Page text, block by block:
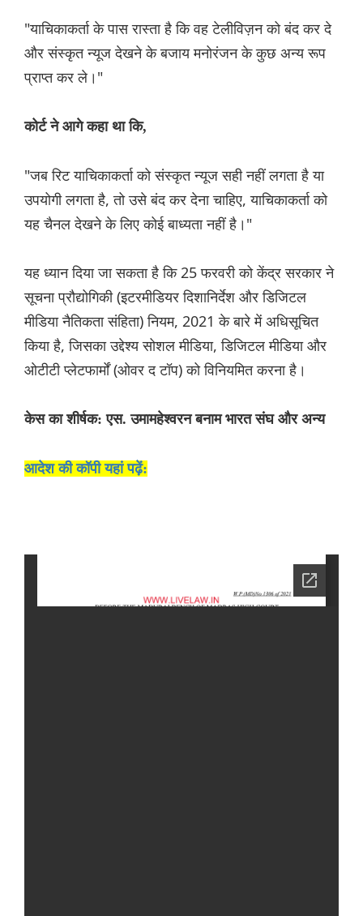
"याचिकाकर्ता के पास रास्ता है कि वह टेलीविज़न को बंद कर दे
और संस्कृत न्यूज देखने के बजाय मनोरंजन के कुछ अन्य रूप
प्राप्त कर ले।"
कोर्ट ने आगे कहा था कि,
"जब रिट याचिकाकर्ता को संस्कृत न्यूज सही नहीं लगता है या
उपयोगी लगता है, तो उसे बंद कर देना चाहिए, याचिकाकर्ता को
यह चैनल देखने के लिए कोई बाध्यता नहीं है।"
यह ध्यान दिया जा सकता है कि 25 फरवरी को केंद्र सरकार ने
सूचना प्रौद्योगिकी (इटरमीडियर दिशानिर्देश और डिजिटल
मीडिया नैतिकता संहिता) नियम, 2021 के बारे में अधिसूचित
किया है, जिसका उद्देश्य सोशल मीडिया, डिजिटल मीडिया और
ओटीटी प्लेटफार्मों (ओवर द टॉप) को विनियमित करना है।
केस का शीर्षक: एस. उमामहेश्वरन बनाम भारत संघ और अन्य
आदेश की कॉपी यहां पढ़ें: